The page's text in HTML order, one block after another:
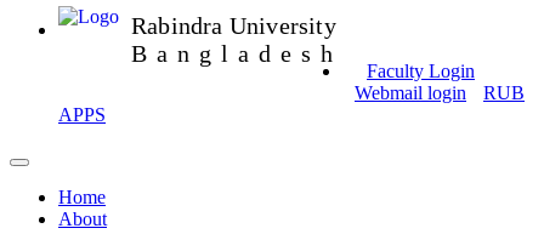
Rabindra University
Bangladesh
Faculty Login
Webmail login
RUB
APPS
Home
About